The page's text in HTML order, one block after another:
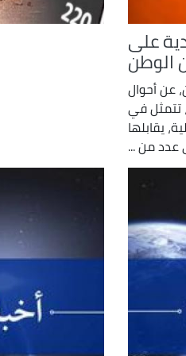
على
الوطن
عن أحوال
تتمثل في
يقابلها
عدد من ...